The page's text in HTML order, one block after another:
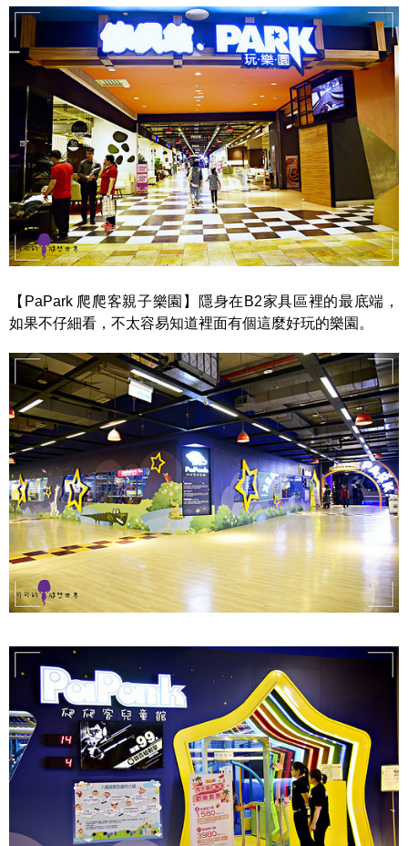
【PaPark 爬爬客親子樂園】隱身在B2家具區裡的最底端，
如果不仔細看，不太容易知道裡面有個這麼好玩的樂園。